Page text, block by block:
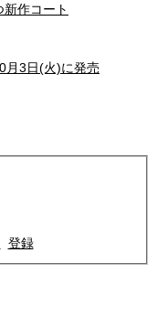
新作コート
月3日(火)に発売
登録